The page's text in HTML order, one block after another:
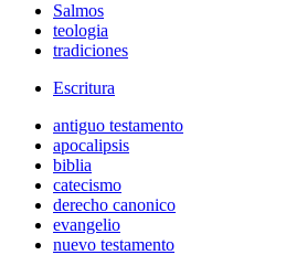
Salmos
teologia
tradiciones
Escritura
antiguo testamento
apocalipsis
biblia
catecismo
derecho canonico
evangelio
nuevo testamento